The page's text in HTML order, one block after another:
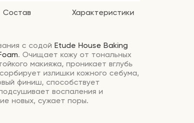
Состав Характеристики
с содой Etude House Baking
. Очищает кожу от тональных
макияжа, проникает вглубь
излишки кожного себума,
финиш, способствует
воспаления и
новых, сужает поры.